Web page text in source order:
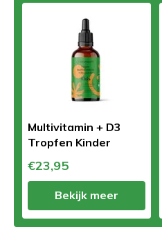
Multivitamin + D3
Tropfen Kinder
€23,95
Bekijk meer